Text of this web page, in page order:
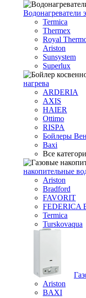
Водонагреватели
Termica
Thermex
Royal
Ariston
Sunsystem
Superlux
нагрева
ARDERIA
AXIS
HAIER
Ottimo
RISPA
Бойлеры
Baxi
Все
накопительные
Ariston
Bradford
FAVORIT
FEDERICA
Termica
Turskovaqua
Ariston
BAXI